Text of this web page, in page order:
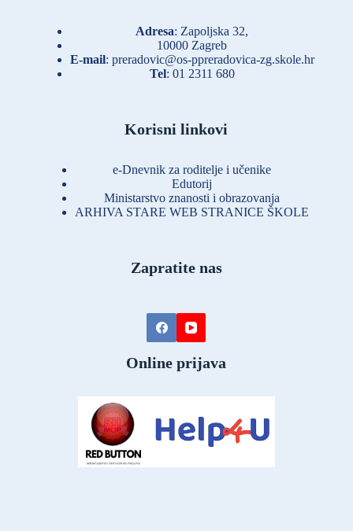
Adresa: Zapoljska 32,
10000 Zagreb
E-mail: preradovic@os-ppreradovica-zg.skole.hr
Tel: 01 2311 680
Korisni linkovi
e-Dnevnik za roditelje i učenike
Edutorij
Ministarstvo znanosti i obrazovanja
ARHIVA STARE WEB STRANICE ŠKOLE
Zapratite nas
Online prijava